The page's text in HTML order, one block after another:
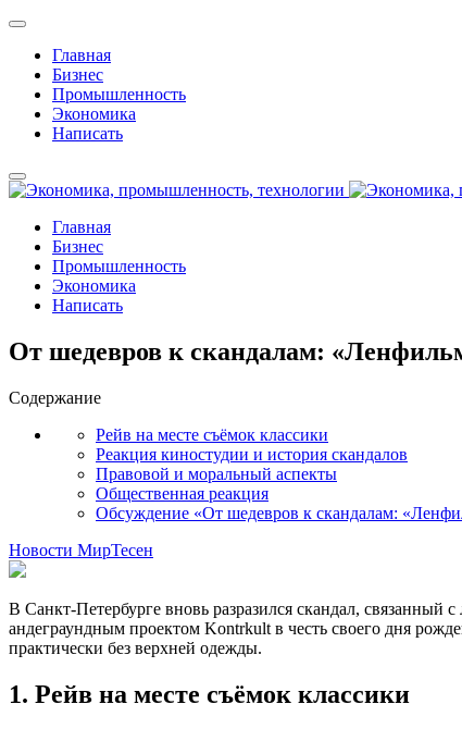
Главная
Бизнес
Промышленность
Экономика
Написать
Главная
Бизнес
Промышленность
Экономика
Написать
От шедевров к скандалам:
Содержание
Рейв на месте съёмок классики
Реакция киностудии и история скандалов
Правовой и моральный аспекты
Общественная реакция
Обсуждение «От шедевров к скандалам:
Новости МирТесен
В Санкт-Петербурге вновь разразился скандал, связанный
андеграундным проектом Kontrkult в честь своего дня
практически без верхней одежды.
1. Рейв на месте съёмок классики